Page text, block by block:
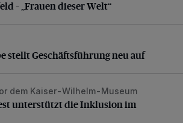
– „Frauen dieser Welt“
stellt Geschäftsführung neu auf
stellt Geschäftsführung neu auf
unterstützt die Inklusion im Karneval
dem Kaiser-Wilhelm-Museum
unterstützt die Inklusion im